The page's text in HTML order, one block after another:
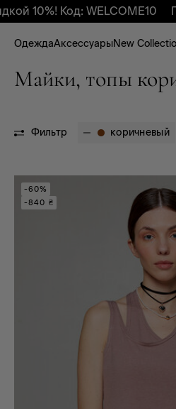
10%! Код: WELCOME10
ОдеждаАксессуарыNew
Майки, топы
Фильтр коричневый
-60%
-840 ₴